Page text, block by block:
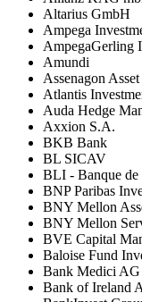
Altarius GmbH
Ampega
AmpegaGerling
Amundi
Assenagon
Atlantis
Auda Hedge
Axxion S.A.
BKB Bank
BL SICAV
BLI - Banque de
BNP Paribas
BNY Mellon
BNY Mellon
BVE Capital
Baloise Fund
Bank Medici AG
Bank of Ireland